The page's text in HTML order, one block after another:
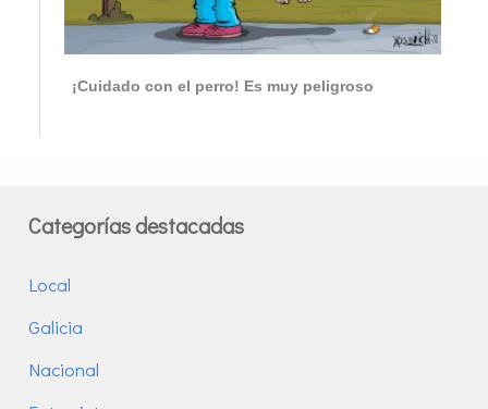
¡Cuidado con el perro! Es muy peligroso
Categorías destacadas
Local
Galicia
Nacional